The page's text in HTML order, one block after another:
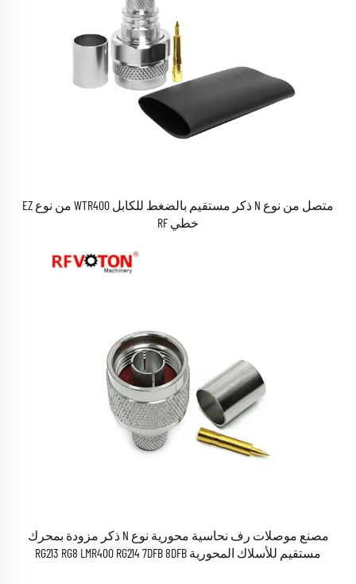
متصل من نوع N ذكر مستقيم بالضغط للكابل WTR400 من نوع EZ
خطي RF
مصنع موصلات رف نحاسية محورية نوع N ذكر مزودة بمحرك
مستقيم للأسلاك المحورية RG213 RG8 LMR400 RG214 7DFB 8DFB